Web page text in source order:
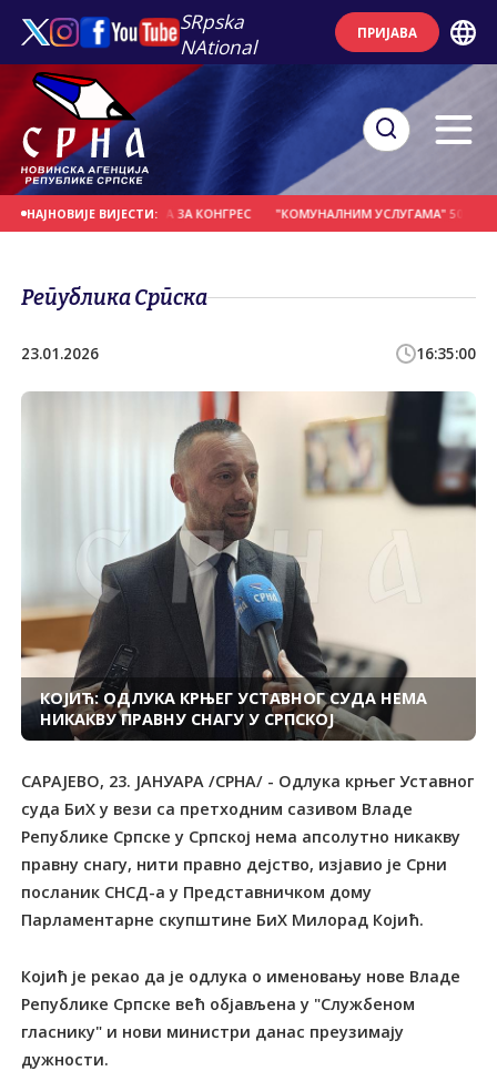
SRpska
NAtional
ПРИЈАВА
НАЈНОВИЈЕ ВИЈЕСТИ:
НА ИЗБОРИМА ЗА КОНГРЕС "КОМУНАЛНИМ УСЛУГАМА" 500.000 КМ
Република Српска
23.01.2026 16:35:00
КОЈИЋ: ОДЛУКА КРЊЕГ УСТАВНОГ СУДА НЕМА
НИКАКВУ ПРАВНУ СНАГУ У СРПСКОЈ
САРАЈЕВО, 23. ЈАНУАРА /СРНА/ - Одлука крњег Уставног
суда БиХ у вези са претходним сазивом Владе
Републике Српске у Српској нема апсолутно никакву
правну снагу, нити правно дејство, изјавио је Срни
посланик СНСД-а у Представничком дому
Парламентарне скупштине БиХ Милорад Којић.
Којић је рекао да је одлука о именовању нове Владе
Републике Српске већ објављена у "Службеном
гласнику" и нови министри данас преузимају
дужности.